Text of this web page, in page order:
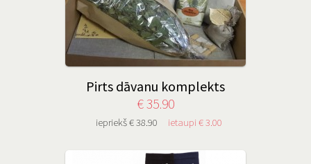
Pirts dāvanu komplekts
€ 35.90
iepriekš € 38.90 ietaupi € 3.00